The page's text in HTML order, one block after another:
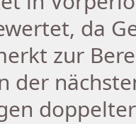
da
zur
der